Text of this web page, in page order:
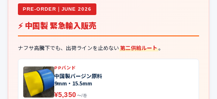
PRE-ORDER｜JUNE 2026
⚡ 中国製 緊急輸入販売
ナフサ高騰下でも、出荷ラインを止めない第二供給ルート。
PPバンド
中国製バージン原料
9mm・15.5mm
¥5,350 〜/巻